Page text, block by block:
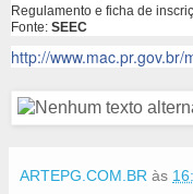
Regulamento e ficha de
Fonte: SEEC
http://
ARTEPG.COM.BR às